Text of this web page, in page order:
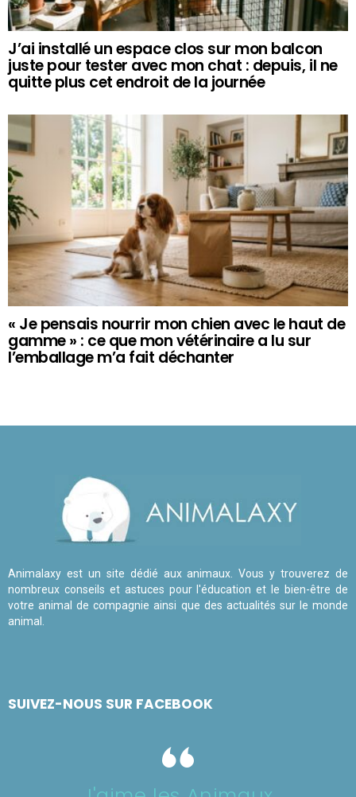
J’ai installé un espace clos sur mon balcon
juste pour tester avec mon chat : depuis, il ne
quitte plus cet endroit de la journée
« Je pensais nourrir mon chien avec le haut de
gamme » : ce que mon vétérinaire a lu sur
l’emballage m’a fait déchanter
Animalaxy est un site dédié aux animaux. Vous y trouverez de
nombreux conseils et astuces pour l'éducation et le bien-être de
votre animal de compagnie ainsi que des actualités sur le monde
animal.
SUIVEZ-NOUS SUR FACEBOOK